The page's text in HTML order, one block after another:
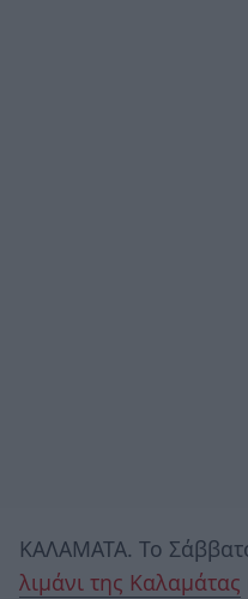
ΚΑΛΑΜΑΤΑ. Το
λιμάνι της Καλαμάτας